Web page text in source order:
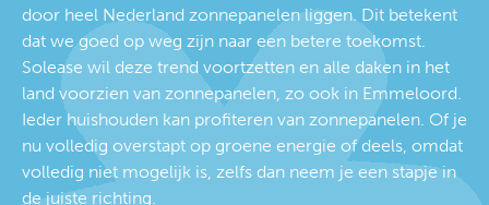
door heel Nederland zonnepanelen liggen. Dit betekent
dat we goed op weg zijn naar een betere toekomst.
Solease wil deze trend voortzetten en alle daken in het
land voorzien van zonnepanelen, zo ook in Emmeloord.
Ieder huishouden kan profiteren van zonnepanelen. Of je
nu volledig overstapt op groene energie of deels, omdat
volledig niet mogelijk is, zelfs dan neem je een stapje in
de juiste richting.